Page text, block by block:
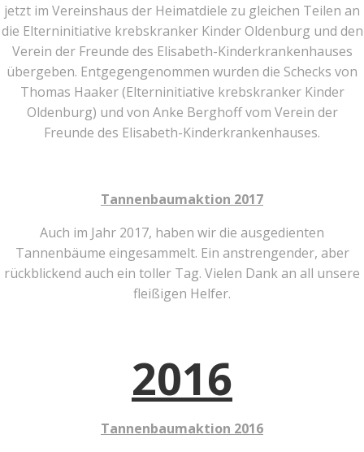
jetzt im Vereinshaus der Heimatdiele zu gleichen Teilen an
die Elterninitiative krebskranker Kinder Oldenburg und den
Verein der Freunde des Elisabeth-Kinderkrankenhauses
übergeben. Entgegengenommen wurden die Schecks von
Thomas Haaker (Elterninitiative krebskranker Kinder
Oldenburg) und von Anke Berghoff vom Verein der
Freunde des Elisabeth-Kinderkrankenhauses.
Tannenbaumaktion 2017
Auch im Jahr 2017, haben wir die ausgedienten
Tannenbäume eingesammelt. Ein anstrengender, aber
rückblickend auch ein toller Tag. Vielen Dank an all unsere
fleißigen Helfer.
2016
Tannenbaumaktion 2016